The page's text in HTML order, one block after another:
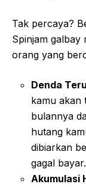
Tak percaya?
Spinjam galbay
orang yang
Denda
kamu akan
bulannya
hutang
dibiarkan
gagal bayar.
Akumulasi